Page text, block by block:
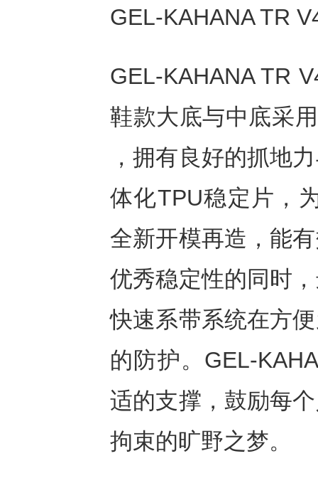
GEL-KAHANA TR
GEL-KAHANA TR
鞋款大底与中底采
，拥有良好的抓地
体化TPU稳定片，
全新开模再造，能
优秀稳定性的同时
快速系带系统在方
的防护。GEL-
适的支撑，鼓励每
拘束的旷野之梦。